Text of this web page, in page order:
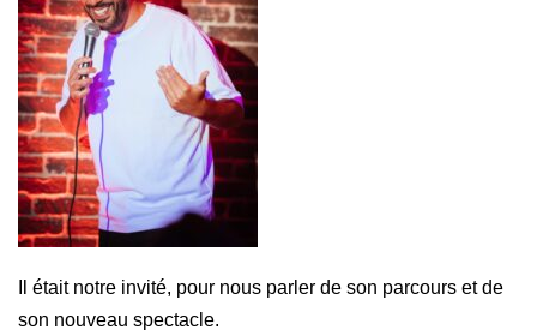
Il était notre invité, pour nous parler de son parcours et de
son nouveau spectacle.